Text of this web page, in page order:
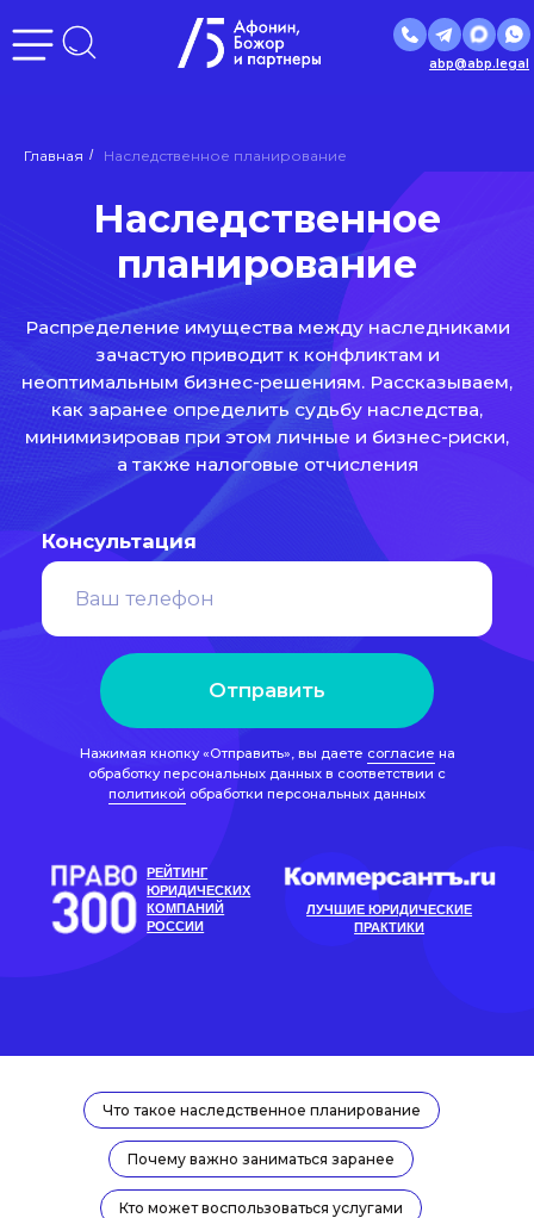
abp@abp.legal
Главная / Наследственное планирование
Наследственное
Распределение имущества между наследниками
зачастую приводит к конфликтам и
неоптимальным бизнес-решениям. Рассказываем,
как заранее определить судьбу наследства,
минимизировав при этом личные и бизнес-риски,
а также налоговые отчисления
Консультация
Отправить
ЮРИДИЧЕСКИХ
РОССИИ
Нажимая кнопку «Отправить», вы даете
обработку персональных данных в соответствии с
Что такое наследственное планирование
Почему важно заниматься заранее
Кто может воспользоваться услугами
Автор Арина Сорокина